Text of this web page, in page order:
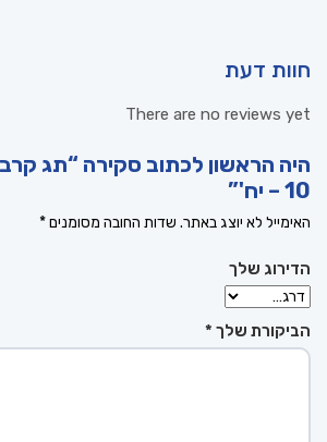
חוות דעת
There are no reviews yet
היה הראשון לכתוב סקירה “תג
10 – יח'”
האימייל לא יוצג באתר. שדות החובה מסומנים*
הדירוג שלך
הביקורת שלך *